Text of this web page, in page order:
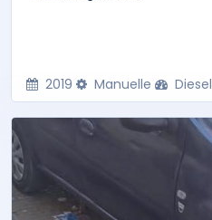
2019 Manuelle Diesel